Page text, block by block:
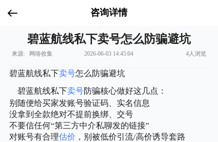
咨询详情
碧蓝航线私下卖号怎么防骗避坑
来源: 网络收集 2026-06-03 14:45:04 4人浏览
碧蓝航线私下卖号怎么防骗避坑
碧蓝航线私下卖号防骗核心做好这几点：
别随便给买家发账号验证码、实名信息
没拿到全款绝对不提前换绑、交号
不要信任何“第三方中介私聊发的链接”
对账号有合理估价 ，别被低价引流/高价诱导套路